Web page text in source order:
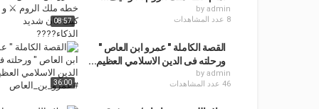
08:57
by admin
8 عدد المشاهدات
36:00
القصة الكاملة " عمرو ابن العاص "
ورحلته فى الدين الاسلامي العظيم...
by admin
46 عدد المشاهدات